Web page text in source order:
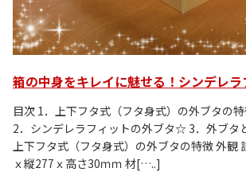
箱の中身をキレイに魅せる！シンデレ
目次 1．上下フタ式（フタ身式）の外ブタの
2．シンデレラフィットの外ブタ☆ 3．外ブタ
上下フタ式（フタ身式）の外ブタの特徴 外観
ｘ縦277ｘ高さ30ｍｍ 材[…..]